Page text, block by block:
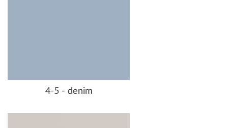
4-5 - denim